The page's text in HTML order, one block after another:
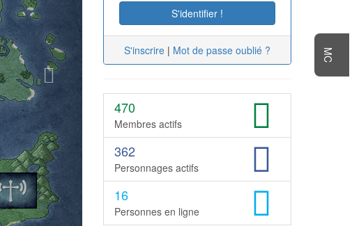
S'inscrire | Mot de passe oublié ?
470
Membres actifs
362
Personnages actifs
16
Personnes en ligne
MC